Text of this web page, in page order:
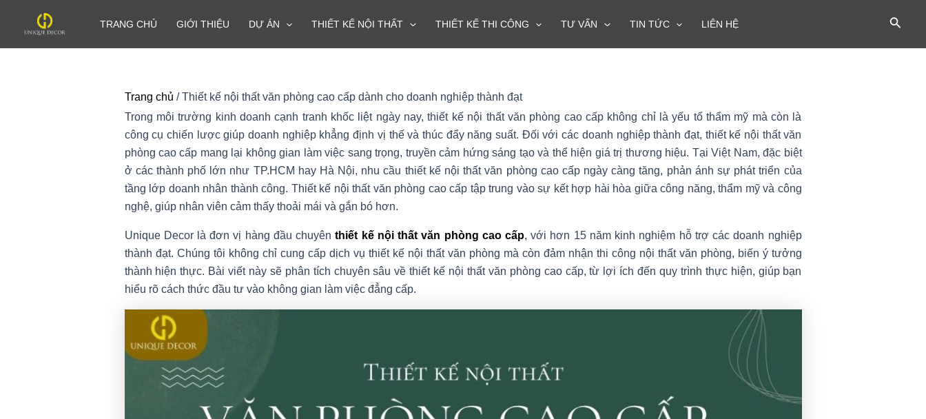
TRANG CHỦ GIỚI THIỆU DỰ ÁN THIẾT KẾ NỘI THẤT THIẾT KẾ THI CÔNG TƯ VẤN TIN TỨC LIÊN HỆ
Trang chủ /Thiết kế nội thất văn phòng cao cấp dành cho doanh nghiệp thành đạt
Trong môi trường kinh doanh cạnh tranh khốc liệt ngày nay, thiết kế nội thất văn phòng cao cấp không chỉ là yếu tố thẩm mỹ mà còn là
công cụ chiến lược giúp doanh nghiệp khẳng định vị thế và thúc đẩy năng suất. Đối với các doanh nghiệp thành đạt, thiết kế nội thất văn
phòng cao cấp mang lại không gian làm việc sang trọng, truyền cảm hứng sáng tạo và thể hiện giá trị thương hiệu. Tại Việt Nam, đặc biệt
ở các thành phố lớn như TP.HCM hay Hà Nội, nhu cầu thiết kế nội thất văn phòng cao cấp ngày càng tăng, phản ánh sự phát triển của
tầng lớp doanh nhân thành công. Thiết kế nội thất văn phòng cao cấp tập trung vào sự kết hợp hài hòa giữa công năng, thẩm mỹ và công
nghệ, giúp nhân viên cảm thấy thoải mái và gắn bó hơn.
Unique Decor là đơn vị hàng đầu chuyênthiết kế nội thất văn phòng cao cấp, với hơn 15 năm kinh nghiệm hỗ trợ các doanh nghiệp
thành đạt. Chúng tôi không chỉ cung cấp dịch vụ thiết kế nội thất văn phòng mà còn đảm nhận thi công nội thất văn phòng, biến ý tưởng
thành hiện thực. Bài viết này sẽ phân tích chuyên sâu về thiết kế nội thất văn phòng cao cấp, từ lợi ích đến quy trình thực hiện, giúp bạn
hiểu rõ cách thức đầu tư vào không gian làm việc đẳng cấp.